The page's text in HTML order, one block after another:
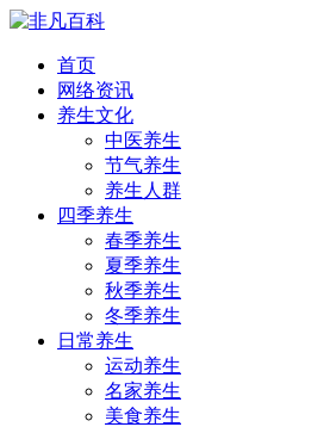
首页
网络资讯
养生文化
中医养生
节气养生
养生人群
四季养生
春季养生
夏季养生
秋季养生
冬季养生
日常养生
运动养生
名家养生
美食养生